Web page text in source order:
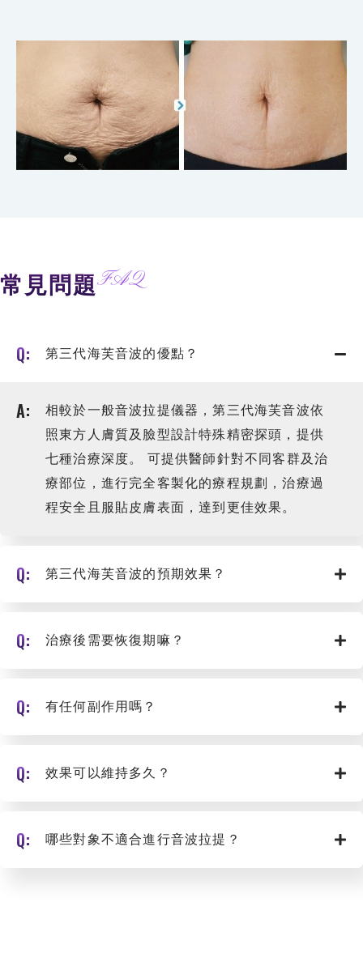
常見問題FAQ
第三代海芙音波的優點？
相較於一般音波拉提儀器，第三代海芙音波依
照東方人膚質及臉型設計特殊精密探頭，提供
七種治療深度。 可提供醫師針對不同客群及治
療部位，進行完全客製化的療程規劃，治療過
程安全且服貼皮膚表面，達到更佳效果。
第三代海芙音波的預期效果？
治療後需要恢復期嘛？
有任何副作用嗎？
效果可以維持多久？
哪些對象不適合進行音波拉提？